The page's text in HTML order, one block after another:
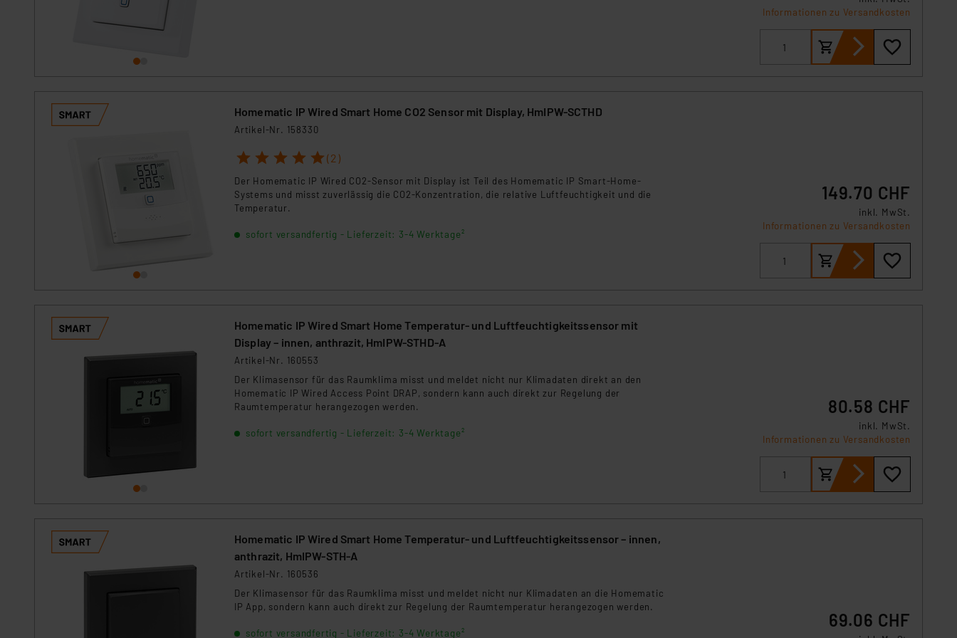
Impressum Datenschutzerklärung
Informationen zu Versandkosten
Homematic IP Wired Smart Home CO2 Sensor mit Display, HmIPW-SCTHD
Artikel-Nr. 158330
1 2 3 4 5 (2)
Der Homematic IP Wired CO2-Sensor mit Display ist Teil des Homematic IP Smart-Home-
Systems und misst zuverlässig die CO2-Konzentration, die relative Luftfeuchtigkeit und die
Temperatur.
sofort versandfertig - Lieferzeit: 3-4 Werktage²
149.70 CHF
inkl. MwSt.
Informationen zu Versandkosten
Homematic IP Wired Smart Home Temperatur- und Luftfeuchtigkeitssensor mit
Display – innen, anthrazit, HmIPW-STHD-A
Artikel-Nr. 160553
Der Klimasensor für das Raumklima misst und meldet nicht nur Klimadaten direkt an den
Homematic IP Wired Access Point DRAP, sondern kann auch direkt zur Regelung der
Raumtemperatur herangezogen werden.
sofort versandfertig - Lieferzeit: 3-4 Werktage²
80.58 CHF
inkl. MwSt.
Informationen zu Versandkosten
Homematic IP Wired Smart Home Temperatur- und Luftfeuchtigkeitssensor – innen,
anthrazit, HmIPW-STH-A
Artikel-Nr. 160536
Der Klimasensor für das Raumklima misst und meldet nicht nur Klimadaten an die Homematic
IP App, sondern kann auch direkt zur Regelung der Raumtemperatur herangezogen werden.
sofort versandfertig - Lieferzeit: 3-4 Werktage²
69.06 CHF